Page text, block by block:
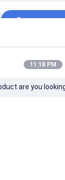
Machine
het typepoeder
Doorgaan
11:18 PM
are you